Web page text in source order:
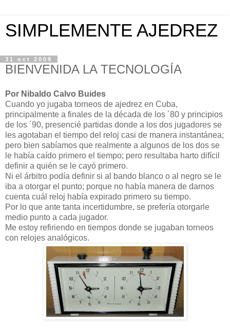
SIMPLEMENTE AJEDREZ
31 oct 2009
BIENVENIDA LA TECNOLOGÍA
Por Nibaldo Calvo Buides
Cuando yo jugaba torneos de ajedrez en Cuba,
principalmente a finales de la década de los ´80 y principios
de los ´90, presencié partidas donde a los dos jugadores se
les agotaban el tiempo del reloj casi de manera instantánea;
pero bien sabíamos que realmente a algunos de los dos se
le había caído primero el tiempo; pero resultaba harto difícil
definir a quién se le cayó primero.
Ni el árbitro podía definir si al bando blanco o al negro se le
iba a otorgar el punto; porque no había manera de darnos
cuenta cuál reloj había expirado primero su tiempo.
Por lo que ante tanta incertidumbre, se prefería otorgarle
medio punto a cada jugador.
Me estoy refiriendo en tiempos donde se jugaban torneos
con relojes analógicos.